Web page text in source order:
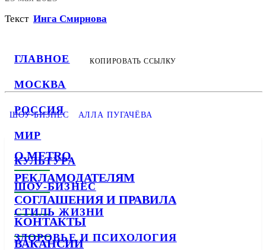
ГЛАВНОЕ
МОСКВА
РОССИЯ
МИР
КУЛЬТУРА
ШОУ-БИЗНЕС
СТИЛЬ ЖИЗНИ
ЗДОРОВЬЕ И ПСИХОЛОГИЯ
Текст Инга Смирнова
КОПИРОВАТЬ ССЫЛКУ
ШОУ-БИЗНЕС АЛЛА ПУГАЧЁВА
О METRO
РЕКЛАМОДАТЕЛЯМ
СОГЛАШЕНИЯ И ПРАВИЛА
КОНТАКТЫ
ВАКАНСИИ